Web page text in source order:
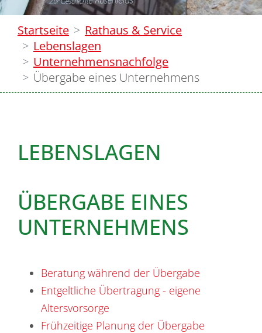
Startseite
Rathaus & Service
Lebenslagen
Unternehmensnachfolge
Übergabe eines Unternehmens
LEBENSLAGEN
ÜBERGABE EINES
UNTERNEHMENS
Beratung während der Übergabe
Entgeltliche Übertragung - eigene
Altersvorsorge
Frühzeitige Planung der Übergabe